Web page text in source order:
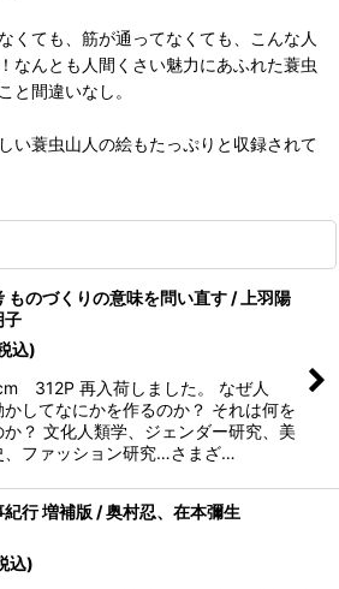
くても、筋が通ってなくても、こんな人
なんとも人間くさい魅力にあふれた蓑虫
と間違いなし。
い蓑虫山人の絵もたっぷりと収録されて
ものづくりの意味を問い直す / 上羽陽
子
込)
312P 再入荷しました。 なぜ人
かしてなにかを作るのか？ それは何を
か？ 文化人類学、ジェンダー研究、美
、ファッション研究…さまざ…
行 増補版 / 奥村忍、在本彌生
込)